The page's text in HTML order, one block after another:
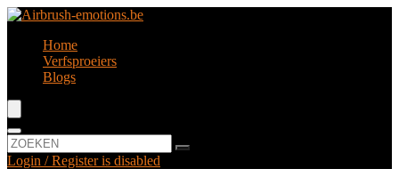
Home
Verfsproeiers
Blogs
Login / Register is disabled